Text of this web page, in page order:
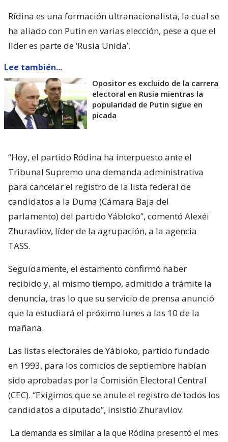
Rídina es una formación ultranacionalista, la cual se
ha aliado con Putin en varias elección, pese a que el
líder es parte de ‘Rusia Unida’.
Lee también...
Opositor es excluido de la carrera
electoral en Rusia mientras la
popularidad de Putin sigue en
picada
“Hoy, el partido Ródina ha interpuesto ante el
Tribunal Supremo una demanda administrativa
para cancelar el registro de la lista federal de
candidatos a la Duma (Cámara Baja del
parlamento) del partido Yábloko”, comentó Alexéi
Zhuravliov, líder de la agrupación, a la agencia
TASS.
Seguidamente, el estamento confirmó haber
recibido y, al mismo tiempo, admitido a trámite la
denuncia, tras lo que su servicio de prensa anunció
que la estudiará el próximo lunes a las 10 de la
mañana.
Las listas electorales de Yábloko, partido fundado
en 1993, para los comicios de septiembre habían
sido aprobadas por la Comisión Electoral Central
(CEC). “Exigimos que se anule el registro de todos los
candidatos a diputado”, insistió Zhuravliov.
La demanda es similar a la que Ródina presentó el mes